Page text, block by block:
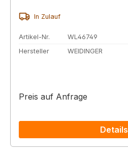
In Zulauf
Artikel-Nr.
WL46749
Hersteller
WEIDINGER
Preis auf Anfrage
Details